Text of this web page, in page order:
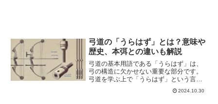
弓道の「うらはず」とは？意味や
歴史、本弭との違いも解説
弓道の基本用語である「うらはず」は、
弓の構造に欠かせない重要な部分です。
弓道を学ぶ上で「うらはず」という言葉
が、その意味や役割、そして「本弭（も
2024.10.30